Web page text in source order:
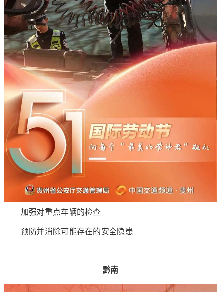
加强对重点车辆的检查
预防并消除可能存在的安全隐患
黔南